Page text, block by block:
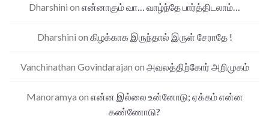
Dharshini on என்னாகும் வா… வாழ்ந்தே பார்த்திடலாம்…
Dharshini on கிழக்காக இருந்தால் இருள் சேராதே !
Vanchinathan Govindarajan on அவலத்திற்கோர் அறிமுகம்
Manoramya on என்ன இல்லை உன்னோடு; ஏக்கம் என்ன
கண்ணோடு?